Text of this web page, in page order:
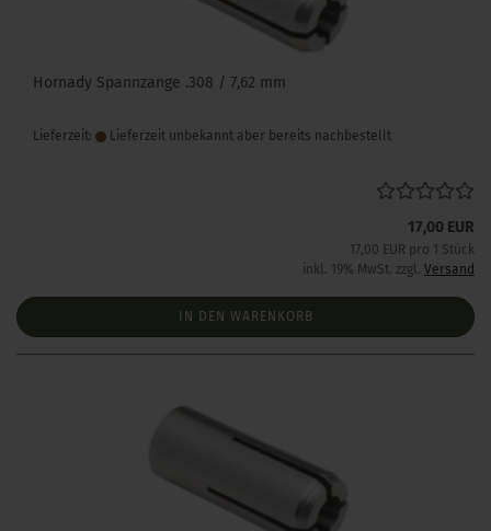
Hornady Spannzange .308 / 7,62 mm
Lieferzeit: Lieferzeit unbekannt aber bereits nachbestellt
17,00 EUR
17,00 EUR pro 1 Stück
inkl. 19% MwSt. zzgl. Versand
IN DEN WARENKORB